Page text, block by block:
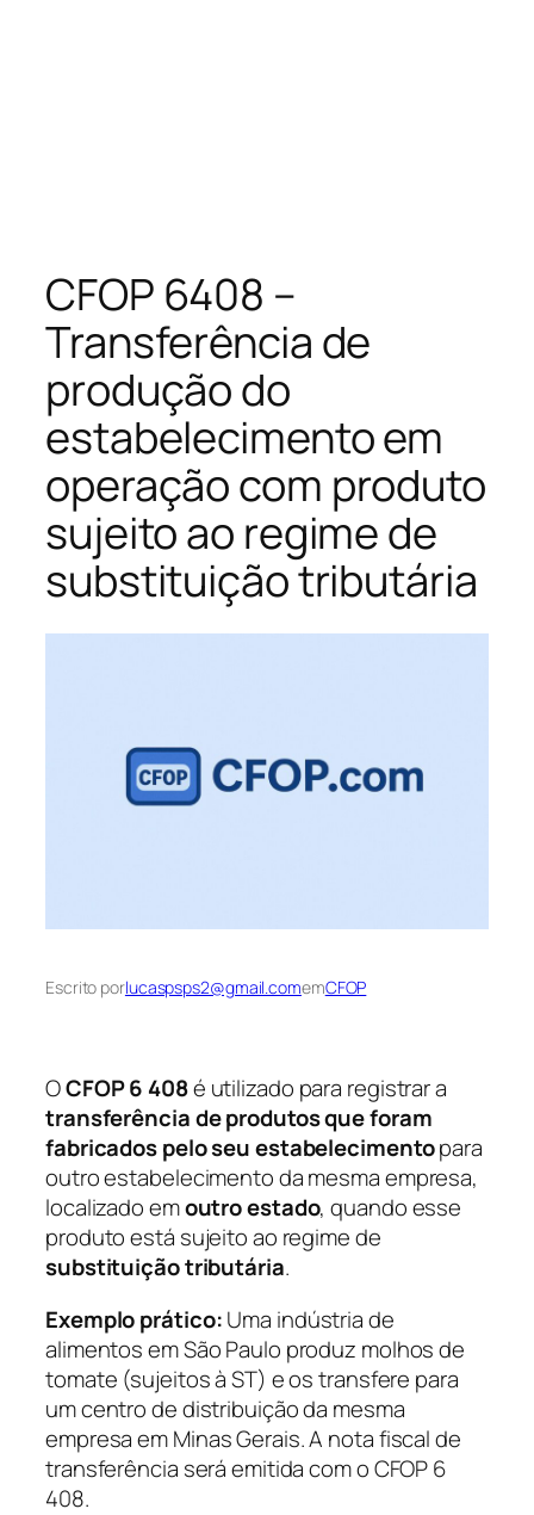
CFOP 6408 –
Transferência de
produção do
estabelecimento em
operação com produto
sujeito ao regime de
substituição tributária
Escrito porlucaspsps2@gmail.comemCFOP
OCFOP 6 408é utilizado para registrar a
transferência de produtos que foram
fabricados pelo seu estabelecimentopara
outro estabelecimento da mesma empresa,
localizado emoutro estado, quando esse
produto está sujeito ao regime de
substituição tributária.
Exemplo prático:Uma indústria de
alimentos em São Paulo produz molhos de
tomate (sujeitos à ST) e os transfere para
um centro de distribuição da mesma
empresa em Minas Gerais. A nota fiscal de
transferência será emitida com o CFOP 6
408.